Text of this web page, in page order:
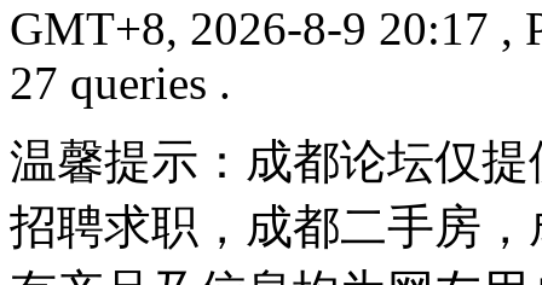
GMT+8, 2026-8-9 20:17 ,
27 queries .
温馨提示：成都论坛仅
招聘求职，成都二手房